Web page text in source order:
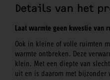
Details van het
Laat warmte geen kwestie van
Ook in kleine of volle ruimten
warmte ontbreken. Deze
klein. Met een diepte van
uit en is daarom met bijzonder